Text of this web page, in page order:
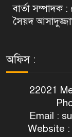
বার্তা সম্পাদক
সৈয়দ
অফিস :
22021
Email :
Website